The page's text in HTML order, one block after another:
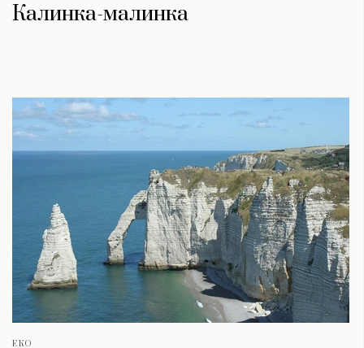
Калинка-малинка
ЕКО